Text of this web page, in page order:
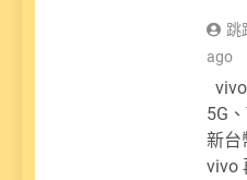
跳
ago
5G
新台
vivo